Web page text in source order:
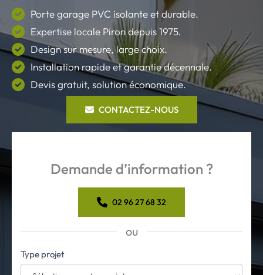
Porte garage PVC isolante et durable.
Expertise locale Piron depuis 1975.
Design sur mesure, large choix.
Installation rapide et garantie décennale.
Devis gratuit, solution économique.
CONTACTEZ-NOUS
Demande d’information ?
02 96 27 68 32
ou
Formulaire
simple
Type projet